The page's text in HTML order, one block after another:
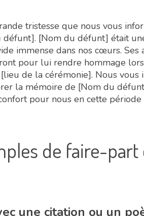
tristesse que nous vous
[Nom du défunt] était
immense dans nos cœurs. Ses
pour lui rendre hommage
de la cérémonie]. Nous
la mémoire de [Nom du
pour nous en cette
de faire-
une citation ou un